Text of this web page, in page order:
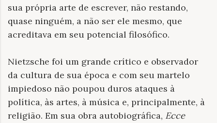
sua própria arte de escrever, não restando,
quase ninguém, a não ser ele mesmo, que
acreditava em seu potencial filosófico.
Nietzsche foi um grande crítico e observador
da cultura de sua época e com seu martelo
impiedoso não poupou duros ataques à
política, às artes, à música e, principalmente, à
religião. Em sua obra autobiográfica, Ecce